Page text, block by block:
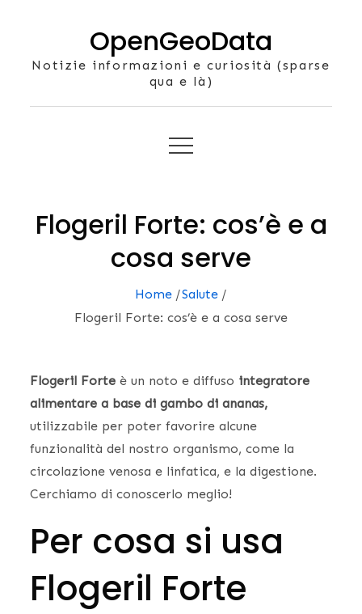
OpenGeoData
Notizie informazioni e curiosità (sparse
qua e là)
Flogeril Forte: cos’è e a
cosa serve
Home
Salute
Flogeril Forte: cos’è e a cosa serve
Flogeril Forte è un noto e diffuso integratore
alimentare a base di gambo di ananas,
utilizzabile per poter favorire alcune
funzionalità del nostro organismo, come la
circolazione venosa e linfatica, e la digestione.
Cerchiamo di conoscerlo meglio!
Per cosa si usa
Flogeril Forte